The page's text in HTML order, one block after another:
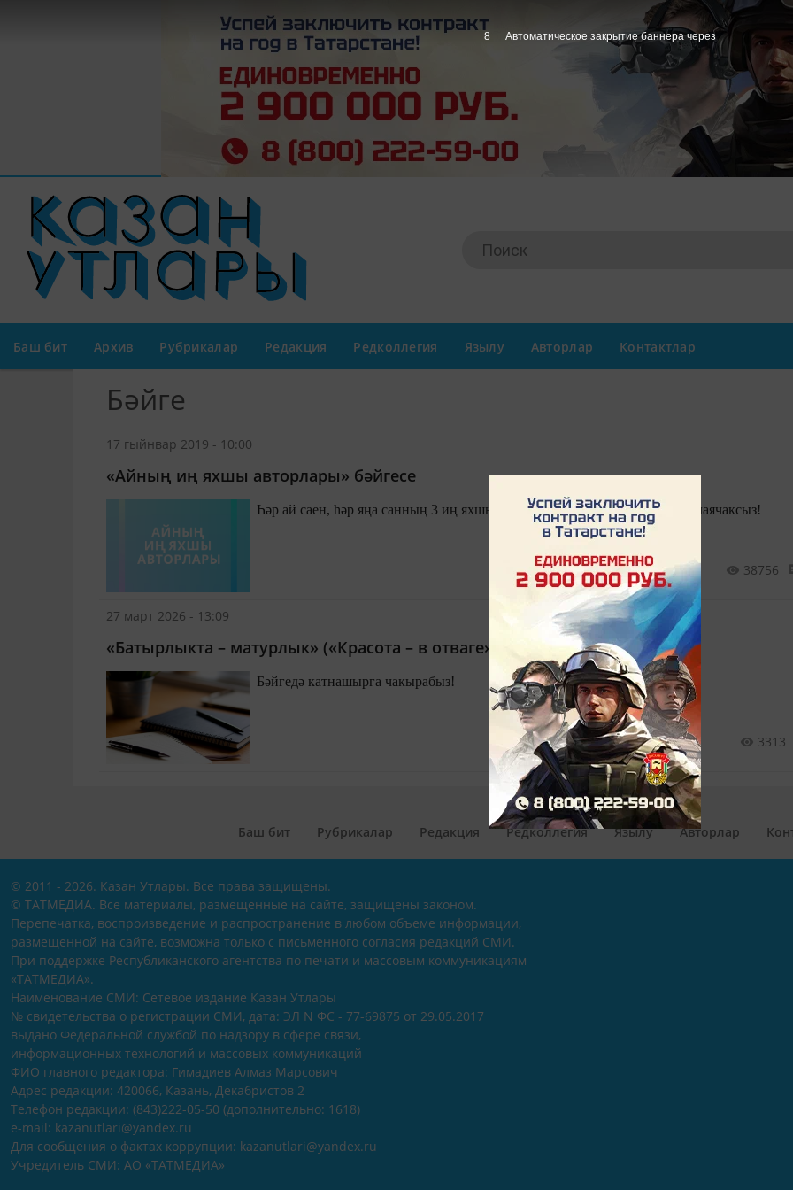
Баш бит Архив Рубрикалар Редакция Редколлегия Язылу Авторлар Контактлар
Бәйге
17 гыйнвар 2019 - 10:00
«Айның иң яхшы авторлары» бәйгесе
Һәр ай саен, һәр яңа санның 3 иң яхшы авторын Сез, укучыларыбыз сайлаячаксыз!
38756
27 март 2026 - 13:09
«Батырлыкта – матурлык» («Красота – в отваге») әдәби бәйге
Бәйгедә катнашырга чакырабыз!
3313
Баш бит Рубрикалар Редакция Редколлегия Язылу Авторлар
© 2011 - 2026. Казан Утлары. Все права защищены.
© ТАТМЕДИА. Все материалы, размещенные на сайте, защищены законом.
Перепечатка, воспроизведение и распространение в любом объеме информации,
размещенной на сайте, возможна только с письменного согласия редакций СМИ.
При поддержке Республиканского агентства по печати и массовым коммуникациям
«ТАТМЕДИА».
Наименование СМИ: Сетевое издание Казан Утлары
№ свидетельства о регистрации СМИ, дата: ЭЛ N ФС - 77-69875 от 29.05.2017
выдано Федеральной службой по надзору в сфере связи,
информационных технологий и массовых коммуникаций
ФИО главного редактора: Гимадиев Алмаз Марсович
Адрес редакции: 420066, Казань, Декабристов 2
Телефон редакции: (843)222-05-50 (дополнительно: 1618)
e-mail: kazanutlari@yandex.ru
Для сообщения о фактах коррупции: kazanutlari@yandex.ru
Учредитель СМИ: АО «ТАТМЕДИА»
7 Автоматическое закрытие баннера через